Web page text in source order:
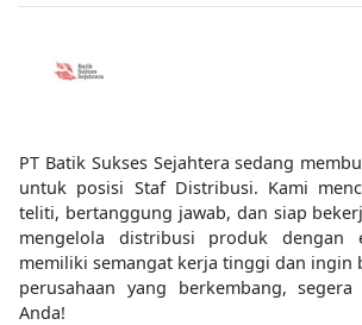
PT Batik Sukses Sejahtera sedang
untuk posisi Staf Distribusi. Kami
teliti, bertanggung jawab, dan siap
mengelola distribusi produk dengan
memiliki semangat kerja tinggi dan ingin
perusahaan yang berkembang,
Anda!